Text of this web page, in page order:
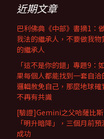
近期文章
巴利佛典《中部》書摘1：
我法的繼承人，不要做我物
的繼承人
「這不是你的錯」專題9：
果每個人都能找到一套自洽
邏輯赦免自己，那麼地球確
不再有共識
[驗證]Gemini之父哈薩比斯
「明升暗降」，三個月前預
成功